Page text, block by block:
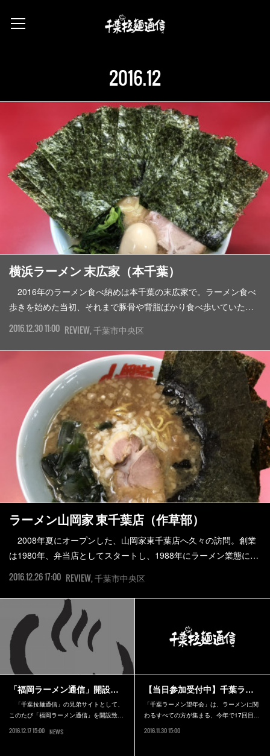
2016.12
横浜ラーメン 末広家（本千葉）
‪ 2016年のラーメン食べ納めは本千葉の末広家で。ラーメン食べ
歩きを始めた当初、それまで豚骨や背脂ばかり食べ歩いていた…
2016.12.30 11:00 REVIEW 千葉市中央区
ラーメン山岡家 東千葉店（作草部）
2008年夏にオープンした、山岡家東千葉店へ久々の訪問。創業
は1980年、弁当店としてスタートし、1988年にラーメン業態に…
2016.12.26 17:00 REVIEW 千葉市中央区
「福岡ラーメン通信」開設…
「千葉拉麺通信」の兄弟サイトとして、
このたび「福岡ラーメン通信」を開設致…
2016.12.17 15:00 NEWS
【当日参加受付中】千葉ラ…
「千葉ラーメン望年会」は、ラーメンに関
わるすべての方が集まる、今年で17回目…
2016.11.30 15:00